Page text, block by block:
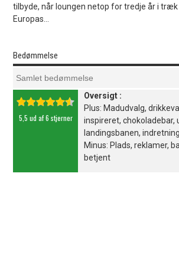
tilbyde, når loungen netop for tredje år i
Europas...
Bedømmelse
Samlet bedømmelse
5,5 ud af 6 stjerner
Oversigt :
Plus: Madudvalg,
inspireret, chokoladebar,
landingsbanen, indretning
Minus: Plads, reklamer,
betjent